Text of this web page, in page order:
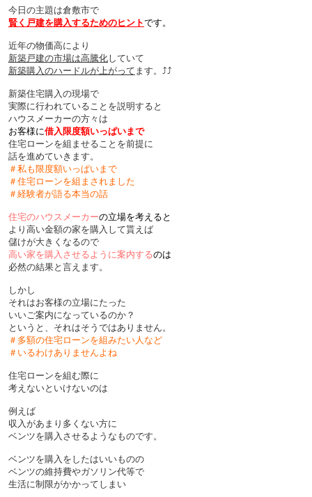
今日の主題は倉敷市で
賢く 戸建を購入するためのヒントです。
近年の物価高により
新築戸建の市場は高騰化していて
新築購入のハードルが上がって ます。⤴︎⤴︎
新築住宅購入の現場で
実際に行われていることを説明すると
ハウスメーカーの方々は
お客様に借入限度額いっぱいまで
住宅ローンを組ませることを前提に
話を進めていきます。
＃私も限度額いっぱいまで
＃住宅ローンを組まされました
＃経験者が語る本当の話
住宅のハウスメーカーの立場を考えると
より高い金額の家を購入して貰えば
儲けが大きくなるので
高い家を購入させるように案内するのは
必然の結果と言えます。
しかし
それはお客様の立場にたった
いいご案内になっているのか？
というと、それはそうではありません。
＃多額の住宅ローンを組みたい人など
＃いるわけありませんよね
住宅ローンを組む際に
考えないといけないのは
例えば
収入があまり多くない方に
ベンツを購入させるようなものです。
ベンツを購入をしたはいいものの
ベンツの維持費やガソリン代等で
生活に制限がかかってしまい